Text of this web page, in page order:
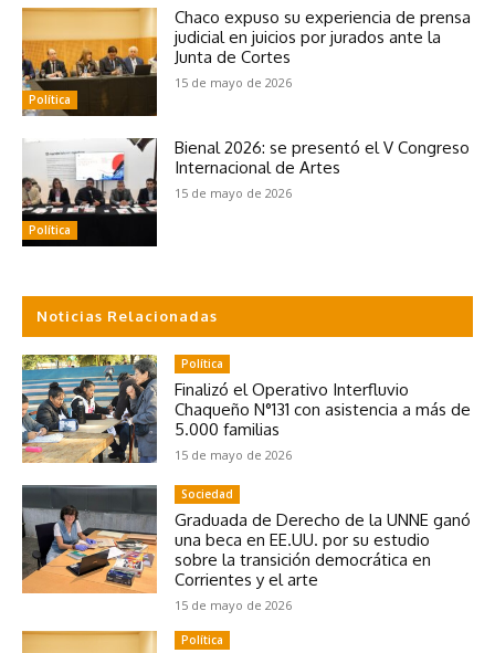
Política
Chaco expuso su experiencia de prensa
judicial en juicios por jurados ante la
Junta de Cortes
15 de mayo de 2026
Política
Bienal 2026: se presentó el V Congreso
Internacional de Artes
15 de mayo de 2026
Noticias Relacionadas
Política
Finalizó el Operativo Interfluvio
Chaqueño N°131 con asistencia a más de
5.000 familias
15 de mayo de 2026
Sociedad
Graduada de Derecho de la UNNE ganó
una beca en EE.UU. por su estudio
sobre la transición democrática en
Corrientes y el arte
15 de mayo de 2026
Política